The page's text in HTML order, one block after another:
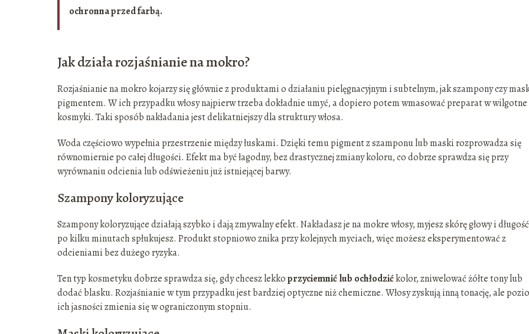
ochronna przed farbą.
Jak działa rozjaśnianie na mokro?
Rozjaśnianie na mokro kojarzy się głównie z produktami o działaniu pielęgnacyjnym i subtelnym, jak szampony czy
pigmentem. W ich przypadku włosy najpierw trzeba dokładnie umyć, a dopiero potem wmasować preparat w wilgotne
kosmyki. Taki sposób nakładania jest delikatniejszy dla struktury włosa.
Woda częściowo wypełnia przestrzenie między łuskami. Dzięki temu pigment z szamponu lub maski rozprowadza się
równomiernie po całej długości. Efekt ma być łagodny, bez drastycznej zmiany koloru, co dobrze sprawdza się przy
wyrównaniu odcienia lub odświeżeniu już istniejącej barwy.
Szampony koloryzujące
Szampony koloryzujące działają szybko i dają zmywalny efekt. Nakładasz je na mokre włosy, myjesz skórę głowy i
po kilku minutach spłukujesz. Produkt stopniowo znika przy kolejnych myciach, więc możesz eksperymentować z
odcieniami bez dużego ryzyka.
Ten typ kosmetyku dobrze sprawdza się, gdy chcesz lekkoprzyciemnić lub ochłodzićkolor, zniwelować żółte tony lub
dodać blasku. Rozjaśnianie w tym przypadku jest bardziej optyczne niż chemiczne. Włosy zyskują inną tonację, ale
ich jasności zmienia się w ograniczonym stopniu.